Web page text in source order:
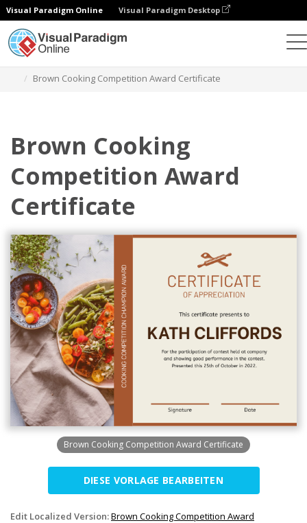
Visual Paradigm Online Visual Paradigm Desktop
Brown Cooking Competition Award Certificate
Brown Cooking
Competition Award
Certificate
Brown Cooking Competition Award Certificate
DIESE VORLAGE BEARBEITEN
Edit Localized Version:Brown Cooking Competition Award